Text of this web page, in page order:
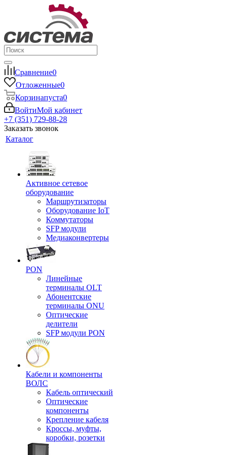
Сравнение0
Отложенные0
Корзинапуста0
ВойтиМой кабинет
+7 (351) 729-88-28
Заказать звонок
Каталог
Активное сетевое
оборудование
Маршрутизаторы
Оборудование IoT
Коммутаторы
SFP модули
Медиаконвертеры
PON
Линейные
терминалы OLT
Абонентские
терминалы ONU
Оптические
делители
SFP модули PON
Кабели и компоненты
ВОЛС
Кабель оптический
Оптические
компоненты
Крепление кабеля
Кроссы, муфты,
коробки, розетки